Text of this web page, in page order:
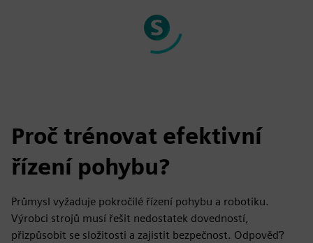
Proč trénovat efektivní
řízení pohybu?
Průmysl vyžaduje pokročilé řízení pohybu a robotiku.
Výrobci strojů musí řešit nedostatek dovedností,
přizpůsobit se složitosti a zajistit bezpečnost. Odpověď?